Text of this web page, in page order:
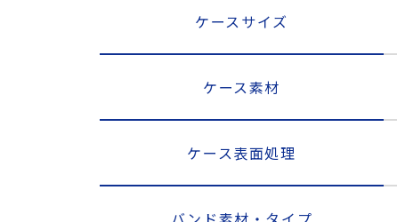
ケースサイズ
ケース素材
ケース表面処理